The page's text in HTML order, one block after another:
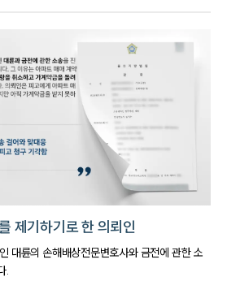
제기하기로 한 의뢰인
대륜의 손해배상전문변호사와 금전에 관한 소
.